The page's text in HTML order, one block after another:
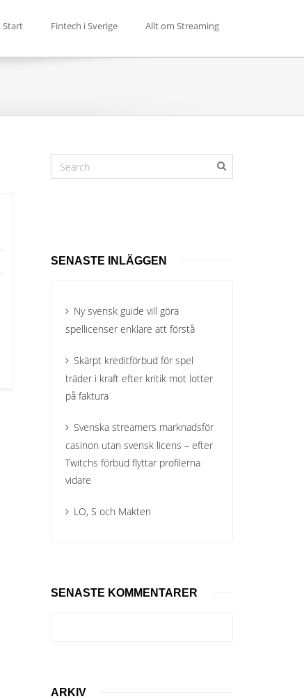
Start Fintech i Sverige Allt om Streaming
SENASTE INLÄGGEN
Ny svensk guide vill göra
spellicenser enklare att förstå
Skärpt kreditförbud för spel
träder i kraft efter kritik mot lotter
på faktura
Svenska streamers marknadsför
casinon utan svensk licens – efter
Twitchs förbud flyttar profilerna
vidare
LO, S och Makten
SENASTE KOMMENTARER
ARKIV